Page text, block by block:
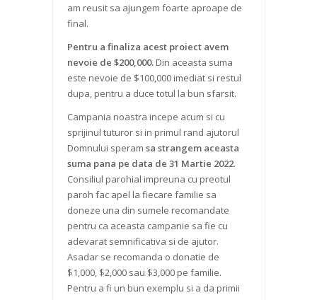
am reusit sa ajungem foarte aproape de
final.
Pentru a finaliza acest proiect avem
nevoie de $200,000.Din aceasta suma
este nevoie de $100,000 imediat si restul
dupa, pentru a duce totul la bun sfarsit.
Campania noastra incepe acum si cu
sprijinul tuturor si in primul rand ajutorul
Domnului speram sa strangem aceasta
suma pana pe data de 31 Martie 2022.
Consiliul parohial impreuna cu preotul
paroh fac apel la fiecare familie sa
doneze una din sumele recomandate
pentru ca aceasta campanie sa fie cu
adevarat semnificativa si de ajutor.
Asadar se recomanda o donatie de
$1,000, $2,000 sau $3,000 pe familie.
Pentru a fi un bun exemplu si a da primii